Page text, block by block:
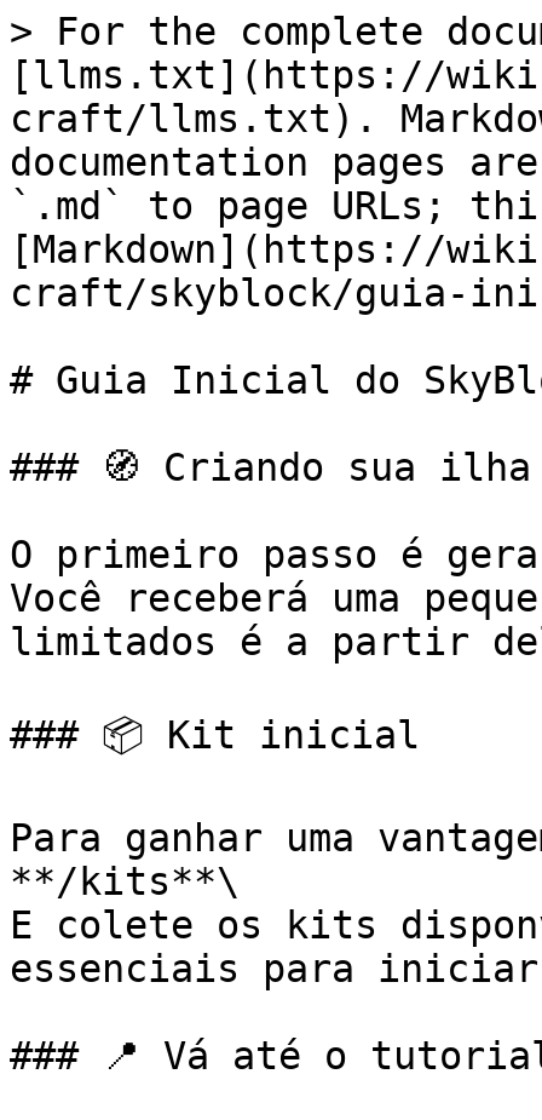
> For the complete
[llms.txt](https://
craft/llms.txt).
documentation pages
`.md` to page URLs;
[Markdown](https://
craft/skyblock/guia-
# Guia Inicial do
### 🧭 Criando sua ilha
O primeiro passo é
Você receberá uma
limitados é a partir
### 📦 Kit inicial
Para ganhar uma
**/kits**\
E colete os kits
essenciais para iniciar
### 📍 Vá até o